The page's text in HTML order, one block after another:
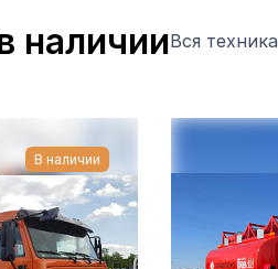
наличииВся техника
В наличии